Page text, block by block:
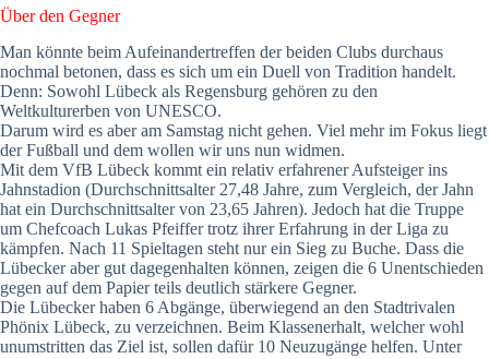
Über den Gegner
Man könnte beim Aufeinandertreffen der beiden Clubs durchaus
nochmal betonen, dass es sich um ein Duell von Tradition handelt.
Denn: Sowohl Lübeck als Regensburg gehören zu den
Weltkulturerben von UNESCO.
Darum wird es aber am Samstag nicht gehen. Viel mehr im Fokus liegt
der Fußball und dem wollen wir uns nun widmen.
Mit dem VfB Lübeck kommt ein relativ erfahrener Aufsteiger ins
Jahnstadion (Durchschnittsalter 27,48 Jahre, zum Vergleich, der Jahn
hat ein Durchschnittsalter von 23,65 Jahren). Jedoch hat die Truppe
um Chefcoach Lukas Pfeiffer trotz ihrer Erfahrung in der Liga zu
kämpfen. Nach 11 Spieltagen steht nur ein Sieg zu Buche. Dass die
Lübecker aber gut dagegenhalten können, zeigen die 6 Unentschieden
gegen auf dem Papier teils deutlich stärkere Gegner.
Die Lübecker haben 6 Abgänge, überwiegend an den Stadtrivalen
Phönix Lübeck, zu verzeichnen. Beim Klassenerhalt, welcher wohl
unumstritten das Ziel ist, sollen dafür 10 Neuzugänge helfen. Unter